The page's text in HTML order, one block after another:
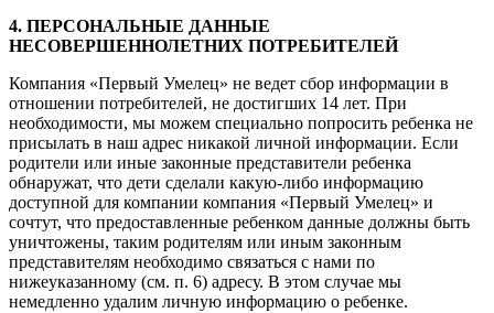
4. ПЕРСОНАЛЬНЫЕ ДАННЫЕ
НЕСОВЕРШЕННОЛЕТНИХ ПОТРЕБИТЕЛЕЙ
Компания «Первый Умелец» не ведет сбор информации в
отношении потребителей, не достигших 14 лет. При
необходимости, мы можем специально попросить ребенка не
присылать в наш адрес никакой личной информации. Если
родители или иные законные представители ребенка
обнаружат, что дети сделали какую-либо информацию
доступной для компании компания «Первый Умелец» и
сочтут, что предоставленные ребенком данные должны быть
уничтожены, таким родителям или иным законным
представителям необходимо связаться с нами по
нижеуказанному (см. п. 6) адресу. В этом случае мы
немедленно удалим личную информацию о ребенке.